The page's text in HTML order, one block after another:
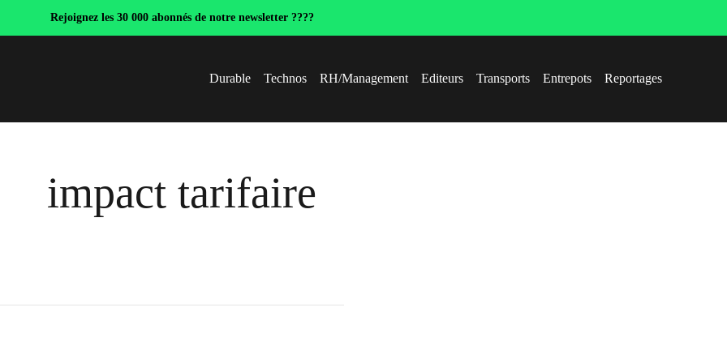
Rejoignez les 30 000 abonnés de notre newsletter ????
Durable Technos RH/Management Editeurs Transports Entrepots Reportages
impact tarifaire